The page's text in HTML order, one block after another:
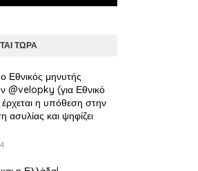
ΤΩΡΑ
Εθνικός μηνυτής
@velopky (για Εθνικό
η υπόθεση στην
ασυλίας και ψηφίζει